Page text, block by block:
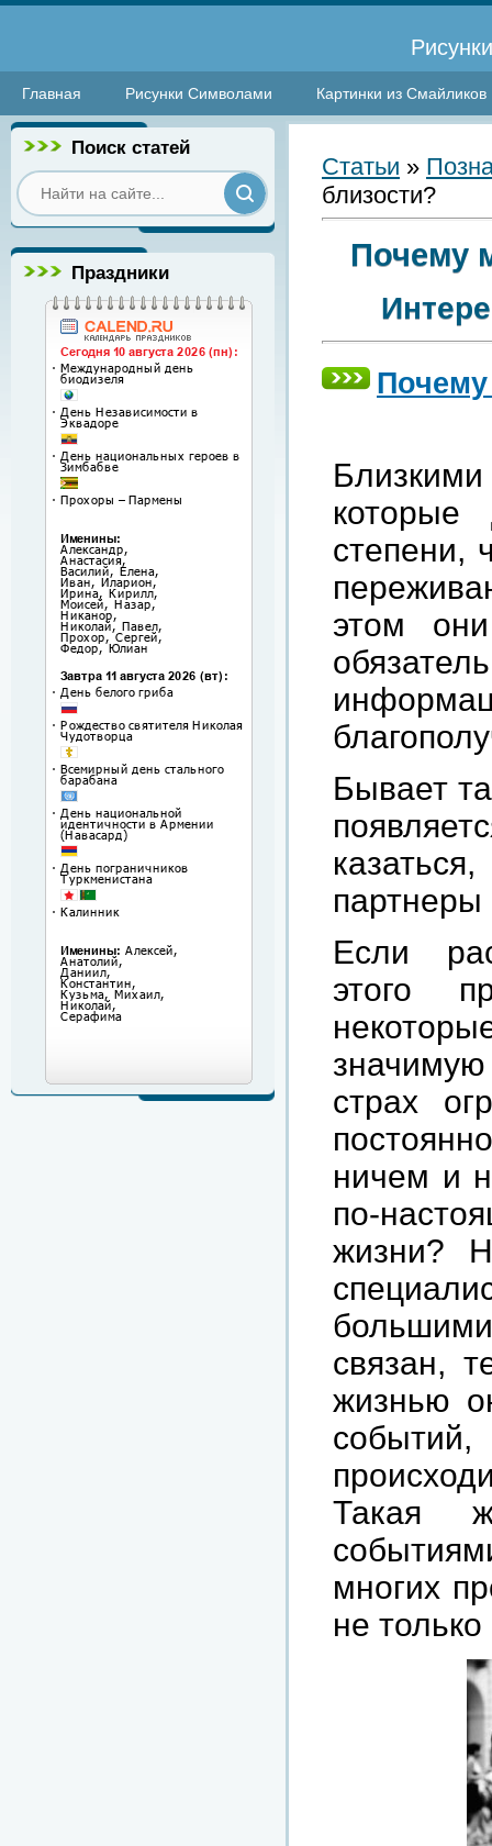
Главная Рисунки Символами Картинки из Смайликов
Поиск статей
Праздники
Статьи »
близости?
Почему
степени,
этом
Бывает
партнеры
Если
этого
страх
ничем и
по-
жизни?
большими
связан,
жизнью
Такая
многих
не